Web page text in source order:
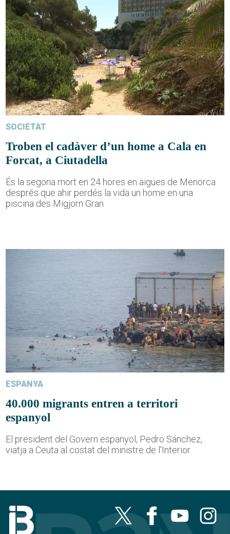
SOCIETAT
Troben el cadàver d’un home a Cala en
Forcat, a Ciutadella
És la segona mort en 24 hores en aigües de Menorca
després que ahir perdés la vida un home en una
piscina des Migjorn Gran
ESPANYA
40.000 migrants entren a territori
espanyol
El president del Govern espanyol, Pedro Sánchez,
viatja a Ceuta al costat del ministre de l'Interior